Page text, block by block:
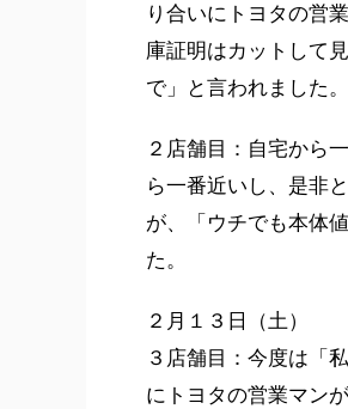
り合いにトヨタの営
庫証明はカットして
で」と言われました
２店舗目：自宅から
ら一番近いし、是非
が、「ウチでも本体
た。
２月１３日（土）
３店舗目：今度は「
にトヨタの営業マン